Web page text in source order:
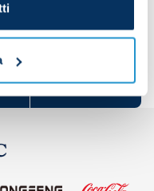
and support the